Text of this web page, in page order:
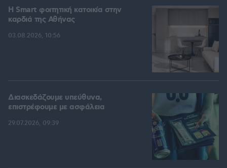
Η Smart φοιτητική κατοικία στην
καρδιά της Αθήνας
03.08.2026, 10:56
Διασκεδάζουμε υπεύθυνα,
επιστρέφουμε με ασφάλεια
29.07.2026, 09:39